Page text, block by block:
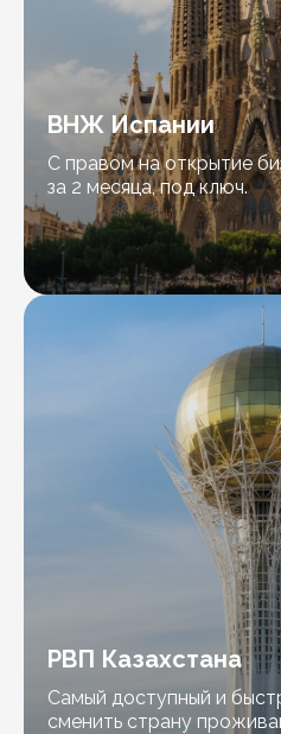
ВНЖ Испании
С правом на открытие
за 2 месяца, под ключ.
РВП Казахстана
Самый доступный и
сменить страну